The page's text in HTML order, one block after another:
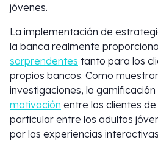
jóvenes.
La implementación de
la banca realmente proporciona
sorprendentes tanto para los
propios bancos. Como
investigaciones, la
motivación entre los clientes
particular entre los adultos
por las experiencias